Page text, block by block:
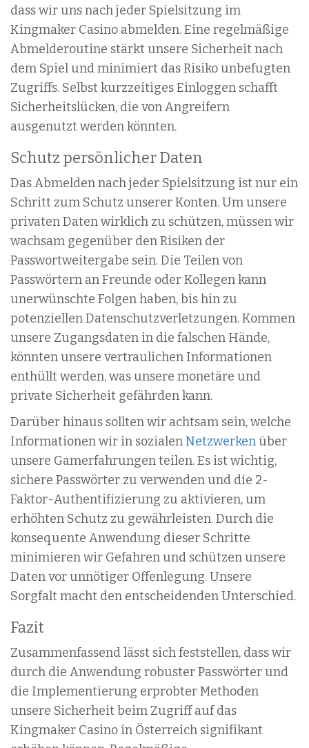
dass wir uns nach jeder Spielsitzung im
Kingmaker Casino abmelden. Eine regelmäßige
Abmelderoutine stärkt unsere Sicherheit nach
dem Spiel und minimiert das Risiko unbefugten
Zugriffs. Selbst kurzzeitiges Einloggen schafft
Sicherheitslücken, die von Angreifern
ausgenutzt werden könnten.
Schutz persönlicher Daten
Das Abmelden nach jeder Spielsitzung ist nur ein
Schritt zum Schutz unserer Konten. Um unsere
privaten Daten wirklich zu schützen, müssen wir
wachsam gegenüber den Risiken der
Passwortweitergabe sein. Die Teilen von
Passwörtern an Freunde oder Kollegen kann
unerwünschte Folgen haben, bis hin zu
potenziellen Datenschutzverletzungen. Kommen
unsere Zugangsdaten in die falschen Hände,
könnten unsere vertraulichen Informationen
enthüllt werden, was unsere monetäre und
private Sicherheit gefährden kann.
Darüber hinaus sollten wir achtsam sein, welche
Informationen wir in sozialenNetzwerkenüber
unsere Gamerfahrungen teilen. Es ist wichtig,
sichere Passwörter zu verwenden und die 2-
Faktor-Authentifizierung zu aktivieren, um
erhöhten Schutz zu gewährleisten. Durch die
konsequente Anwendung dieser Schritte
minimieren wir Gefahren und schützen unsere
Daten vor unnötiger Offenlegung. Unsere
Sorgfalt macht den entscheidenden Unterschied.
Fazit
Zusammenfassend lässt sich feststellen, dass wir
durch die Anwendung robuster Passwörter und
die Implementierung erprobter Methoden
unsere Sicherheit beim Zugriff auf das
Kingmaker Casino in Österreich signifikant